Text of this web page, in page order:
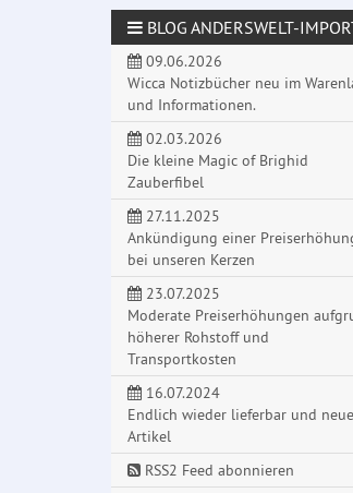
BLOG ANDERSWELT-
09.06.2026
Wicca Notizbücher neu im
und Informationen.
02.03.2026
Die kleine Magic of Brighid
Zauberfibel
27.11.2025
Ankündigung einer
bei unseren Kerzen
23.07.2025
Moderate Preiserhöhungen
höherer Rohstoff und
Transportkosten
16.07.2024
Endlich wieder lieferbar und neue
Artikel
RSS2 Feed abonnieren